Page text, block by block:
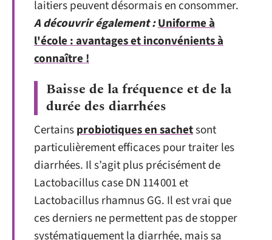
laitiers peuvent désormais en consommer.
A découvrir également :Uniforme à
l'école : avantages et inconvénients à
connaître !
Baisse de la fréquence et de la
durée des diarrhées
Certainsprobiotiques en sachetsont
particulièrement efficaces pour traiter les
diarrhées. Il s’agit plus précisément de
Lactobacillus case DN 114 001 et
Lactobacillus rhamnus GG. Il est vrai que
ces derniers ne permettent pas de stopper
systématiquement la diarrhée, mais sa